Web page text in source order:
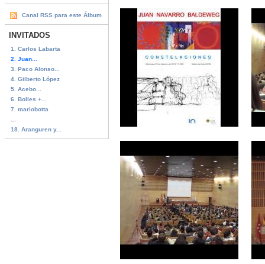
Canal RSS para este Álbum
INVITADOS
1. Carlos Labarta
2. Juan...
3. Paco Alonso...
4. Gilberto López
5. Acebo...
6. Bolles +...
7. mariobotta
18. Aranguren y...